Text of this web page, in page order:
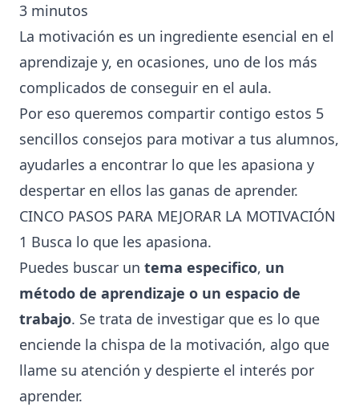
3 minutos
La motivación es un ingrediente esencial en el
aprendizaje y, en ocasiones, uno de los más
complicados de conseguir en el aula.
Por eso queremos compartir contigo estos 5
sencillos consejos para motivar a tus alumnos,
ayudarles a encontrar lo que les apasiona y
despertar en ellos las ganas de aprender.
CINCO PASOS PARA MEJORAR LA MOTIVACIÓN
1 Busca lo que les apasiona.
Puedes buscar un tema especifico, un
método de aprendizaje o un espacio de
trabajo. Se trata de investigar que es lo que
enciende la chispa de la motivación, algo que
llame su atención y despierte el interés por
aprender.